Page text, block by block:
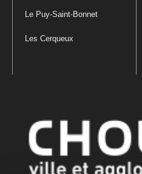
Le Puy-Saint-Bonnet
Les Cerqueux